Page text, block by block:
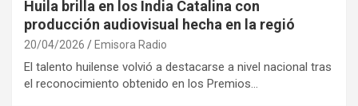
Huila brilla en los India Catalina con
producción audiovisual hecha en la regió
20/04/2026 Emisora Radio
El talento huilense volvió a destacarse a nivel nacional tras
el reconocimiento obtenido en los Premios…